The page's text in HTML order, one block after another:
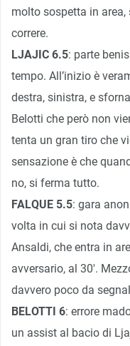
molto sospetta in
correre.
LJAJIC 6.5: parte
tempo. All’inizio è
destra, sinistra, e
Belotti che però non
tenta un gran tiro che
sensazione è che
no, si ferma tutto.
FALQUE 5.5: gara
volta in cui si nota
Ansaldi, che entra in
avversario, al 30′.
davvero poco da
BELOTTI 6: errore
un assist al bacio di